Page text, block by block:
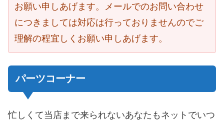
お願い申しあげます。メールでのお問い合わせ
につきましては対応は行っておりませんのでご
理解の程宜しくお願い申しあげます。
パーツコーナー
忙しくて当店まで来られないあなたもネットでいつ